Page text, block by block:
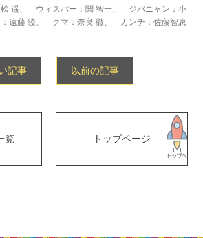
松 遥、 ウィスパー：関 智一、 ジバニャン：小
遠藤 綾、 クマ：奈良 徹、 カンチ：佐藤智恵
記事 以前の記事
覧 トップページ